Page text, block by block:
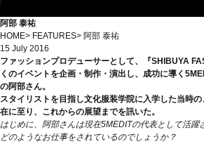
阿部 泰祐
HOME> FEATURES> 阿部 泰祐
15 July 2016
ファッションプロデューサーとして、『SHIBUYA
くのイベントを企画・制作・演出し、成功に導く
の阿部さん。
スタイリストを目指し文化服装学院に入学した当時
在に至り、これからの展望までを訊いた。
はじめに、阿部さんは現在5MEDITの代表として活躍
どのようなお仕事をされているのでしょうか？